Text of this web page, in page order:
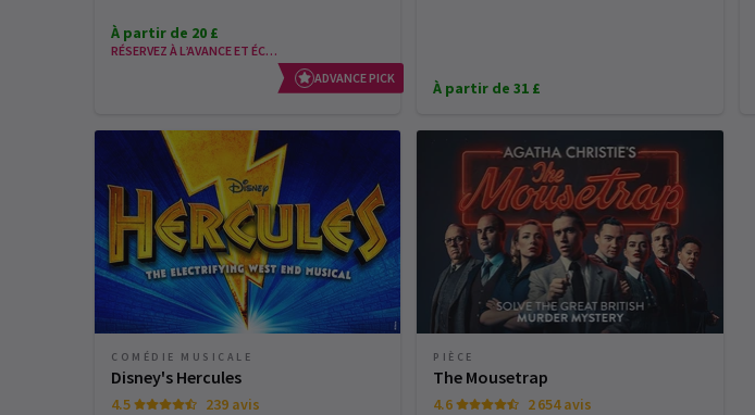
À partir de 20 £
RÉSERVEZ À L’AVANCE ET ÉCONOMISEZ
ADVANCE PICK
À partir de 31 £
COMÉDIE MUSICALE
Disney's Hercules
4.5 239 avis
PIÈCE
The Mousetrap
4.6 2 654 avis